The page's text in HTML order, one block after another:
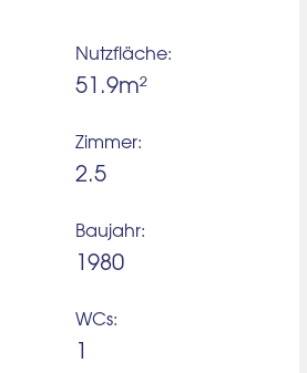
Nutzfläche:
51.9m²
Zimmer:
2.5
Baujahr:
1980
WCs:
1